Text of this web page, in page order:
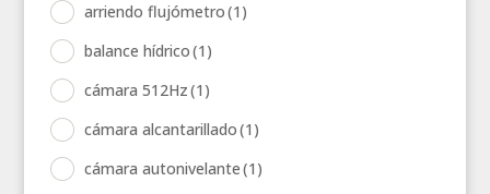
arriendo flujómetro(1)
balance hídrico(1)
cámara 512Hz(1)
cámara alcantarillado(1)
cámara autonivelante(1)